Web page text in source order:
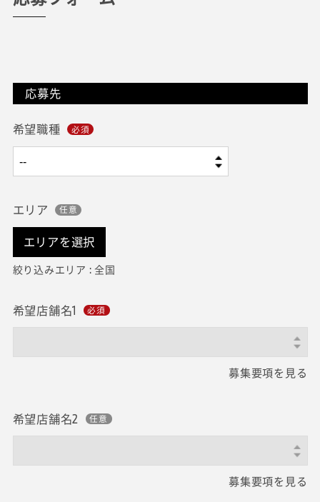
応募先
希望職種
エリア
エリアを選択
絞り込みエリア : 全国
希望店舗名1
募集要項を見る
希望店舗名2
募集要項を見る